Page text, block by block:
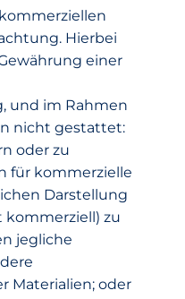
Hierbei
einer
und im Rahmen
nicht gestattet:
oder zu
für kommerzielle
Darstellung
kommerziell) zu
jegliche
Materialien; oder